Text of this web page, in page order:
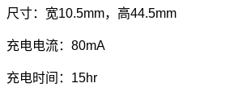
尺寸：宽10.5mm，高44.5mm
充电电流：80mA
充电时间：15hr